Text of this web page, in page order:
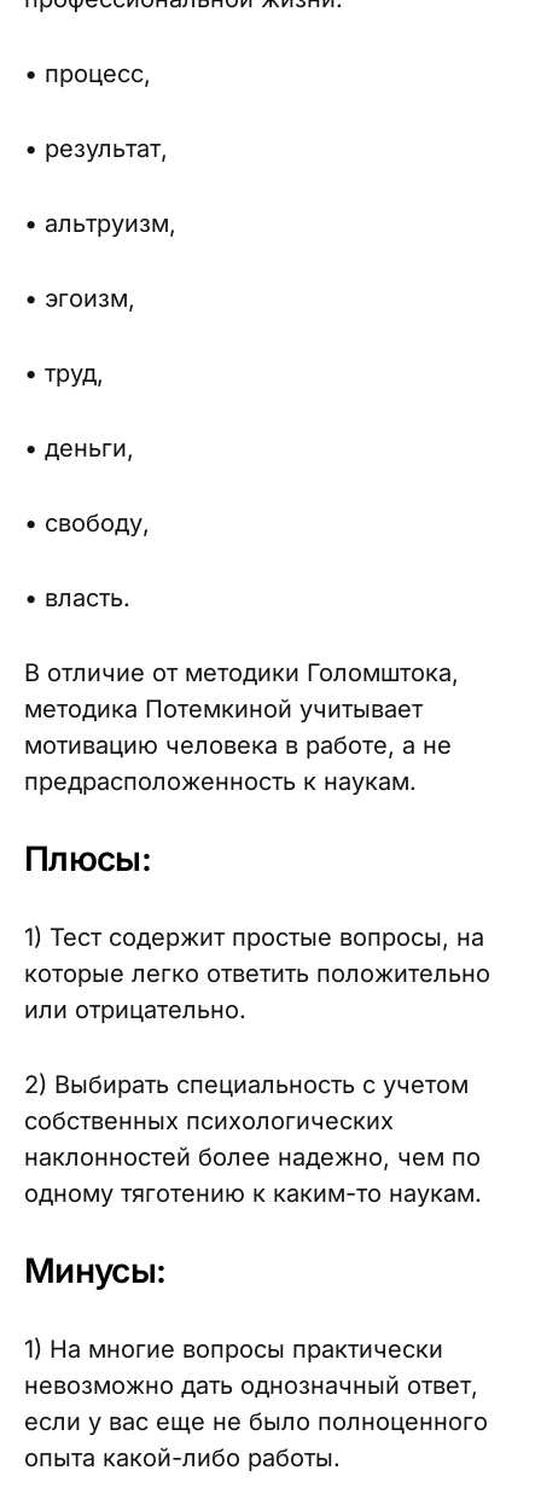
• процесс,
• результат,
• альтруизм,
• эгоизм,
• труд,
• деньги,
• свободу,
• власть.
В отличие от методики Голомштока,
методика Потемкиной учитывает
мотивацию человека в работе, а не
предрасположенность к наукам.
Плюсы:
1) Тест содержит простые вопросы, на
которые легко ответить положительно
или отрицательно.
2) Выбирать специальность с учетом
собственных психологических
наклонностей более надежно, чем по
одному тяготению к каким-то наукам.
Минусы:
1) На многие вопросы практически
невозможно дать однозначный ответ,
если у вас еще не было полноценного
опыта какой-либо работы.